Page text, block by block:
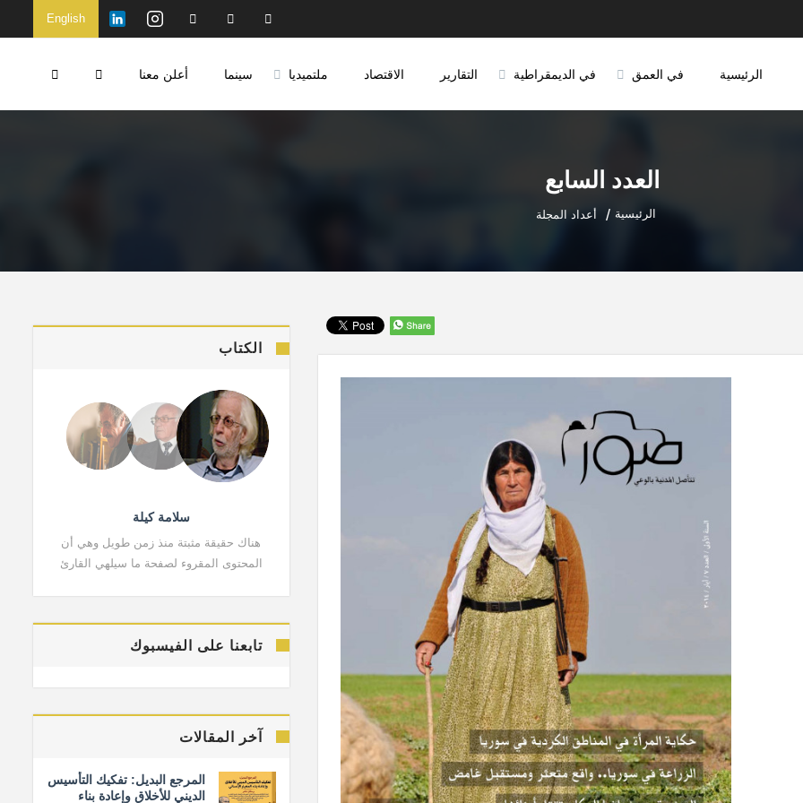
English
الرئيسية في العمق في الديمقراطية التقارير الاقتصاد ملتميديا سينما أعلن معنا
العدد السابع
الرئيسية أعداد المجلة
الكتاب
سلامة كيلة
هناك حقيقة مثبتة منذ زمن طويل وهي أن
المحتوى المقروء لصفحة ما سيلهي القارئ
تابعنا على الفيسبوك
آخر المقالات
المرجع البديل: تفكيك التأسيس
الديني للأخلاق وإعادة بناء